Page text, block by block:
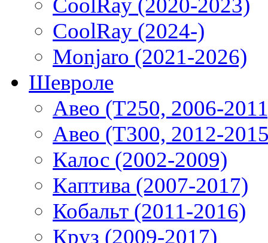
CoolRay (2020-2023)
CoolRay (2024-)
Monjaro (2021-2026)
Шевроле
Авео (T250, 2006-
Авео (T300, 2012-
Калос (2002-2009)
Каптива (2007-2017)
Кобальт (2011-2016)
Круз (2009-2017)